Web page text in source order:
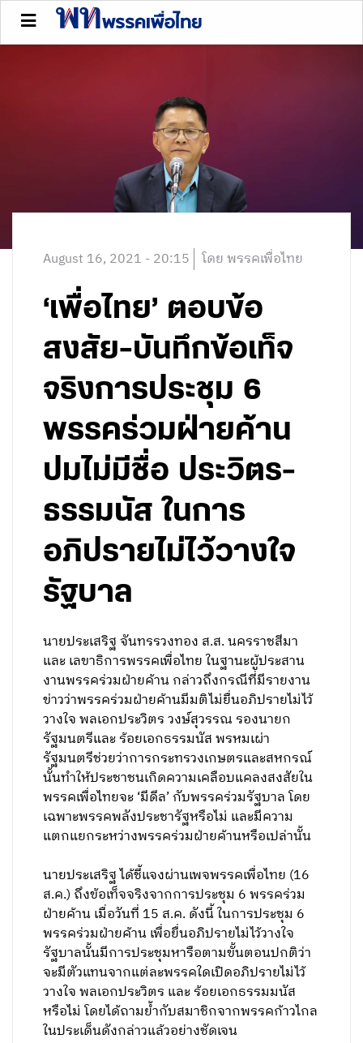
August 16, 2021 - 20:15 โดย พรรคเพื่อไทย
‘เพื่อไทย’ ตอบข้อ
สงสัย-บันทึกข้อเท็จ
จริงการประชุม 6
พรรคร่วมฝ่ายค้าน
ปมไม่มีชื่อ ประวิตร-
ธรรมนัส ในการ
อภิปรายไม่ไว้วางใจ
รัฐบาล
นายประเสริฐ จันทรรวงทอง ส.ส. นครราชสีมา
และ เลขาธิการพรรคเพื่อไทย ในฐานะผู้ประสาน
งานพรรคร่วมฝ่ายค้าน กล่าวถึงกรณีที่มีรายงาน
ข่าวว่าพรรคร่วมฝ่ายค้านมีมติไม่ยื่นอภิปรายไม่ไว้
วางใจ พลเอกประวิตร วงษ์สุวรรณ รองนายก
รัฐมนตรีและ ร้อยเอกธรรมนัส พรหมเผ่า
รัฐมนตรีช่วยว่าการกระทรวงเกษตรและสหกรณ์
นั้นทำให้ประชาชนเกิดความเคลือบแคลงสงสัยใน
พรรคเพื่อไทยจะ ‘มีดีล’ กับพรรคร่วมรัฐบาล โดย
เฉพาะพรรคพลังประชารัฐหรือไม่ และมีความ
แตกแยกระหว่างพรรคร่วมฝ่ายค้านหรือเปล่านั้น
นายประเสริฐ ได้ชี้แจงผ่านเพจพรรคเพื่อไทย (16
ส.ค.) ถึงข้อเท็จจริงจากการประชุม 6 พรรคร่วม
ฝ่ายค้าน เมื่อวันที่ 15 ส.ค. ดังนี้ ในการประชุม 6
พรรคร่วมฝ่ายค้าน เพื่อยื่นอภิปรายไม่ไว้วางใจ
รัฐบาลนั้นมีการประชุมหารือตามขั้นตอนปกติว่า
จะมีตัวแทนจากแต่ละพรรคใดเปิดอภิปรายไม่ไว้
วางใจ พลเอกประวิตร และ ร้อยเอกธรรมมนัส
หรือไม่ โดยได้ถามย้ำกับสมาชิกจากพรรคก้าวไกล
ในประเด็นดังกล่าวแล้วอย่างชัดเจน